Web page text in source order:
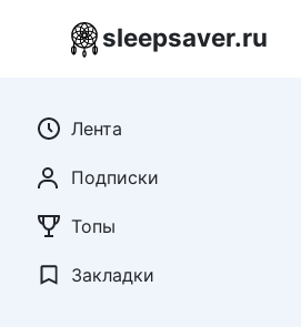
sleepsaver.ru
Лента
Подписки
Топы
Закладки